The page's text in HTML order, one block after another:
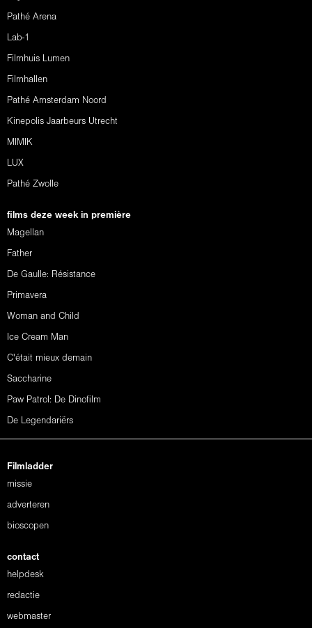
Pathé Arena
Lab-1
Filmhuis Lumen
Filmhallen
Pathé Amsterdam Noord
Kinepolis Jaarbeurs Utrecht
MIMIK
LUX
Pathé Zwolle
films deze week in première
Magellan
Father
De Gaulle: Résistance
Primavera
Woman and Child
Ice Cream Man
C'était mieux demain
Saccharine
Paw Patrol: De Dinofilm
De Legendariërs
Filmladder
missie
adverteren
bioscopen
contact
helpdesk
redactie
webmaster